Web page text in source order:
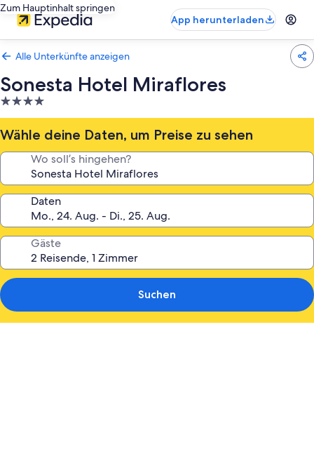
Zum Hauptinhalt springen
App herunterladen
Alle Unterkünfte anzeigen
Sonesta Hotel Miraflores
4.0-
Sterne-
Unterkunft
Wähle deine Daten, um Preise zu sehen
Wo soll’s hingehen?
Daten
Gäste
Suchen